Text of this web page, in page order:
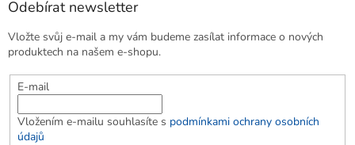
Odebírat newsletter
Vložte svůj e-mail a my vám budeme zasílat informace o nových
produktech na našem e-shopu.
E-mail
Vložením e-mailu souhlasíte s podmínkami ochrany osobních
údajů